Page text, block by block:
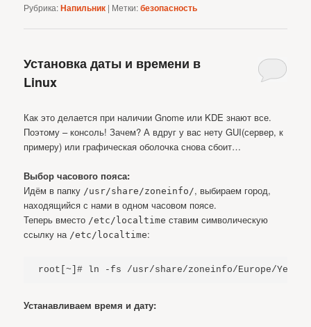
Рубрика:Напильник | Метки:безопасность
Установка даты и времени в
Linux
Как это делается при наличии Gnome или KDE знают все.
Поэтому – консоль! Зачем? А вдруг у вас нету GUI(сервер, к
примеру) или графическая оболочка снова сбоит…
Выбор часового пояса:
Идём в папку /usr/share/zoneinfo/, выбираем город,
находящийся с нами в одном часовом поясе.
Теперь вместо /etc/localtime ставим символическую
ссылку на /etc/localtime:
root[~]# ln -fs /usr/share/zoneinfo/Europe/
Устанавливаем время и дату: